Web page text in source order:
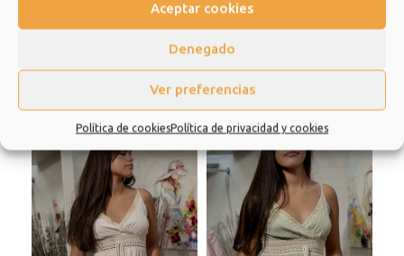
Aceptar cookies
Denegado
Ver preferencias
Política de cookiesPolítica de privacidad y cookies
Productos relacionados